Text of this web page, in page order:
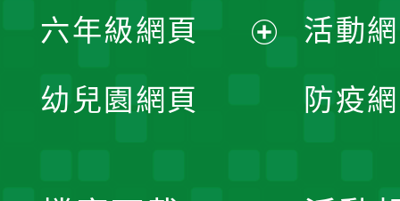
單
選
開
六年級網頁
幼兒園網頁
活動
防疫